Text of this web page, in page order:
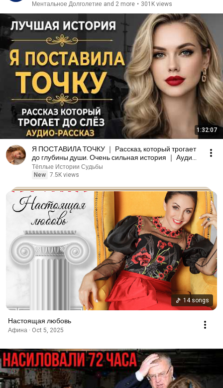
Ментальное Долголетие and 2 more • 301K views
1:32:07
Я ПОСТАВИЛА ТОЧКУ ｜ Рассказ, который трогает
до глубины души. Очень сильная история ｜ Аудио
рассказ.
Тёплые Истории Судьбы
New 7.5K views
14 songs
Настоящая любовь
Афина · Oct 5, 2025